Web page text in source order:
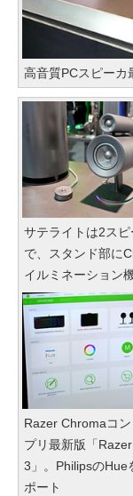
高音質PCスピーカ
サテライトは2ス
で、スタンド部に
イルミネーション
Razer Chromaコ
プリ最新版「
3」。PhilipsのHue
ポート